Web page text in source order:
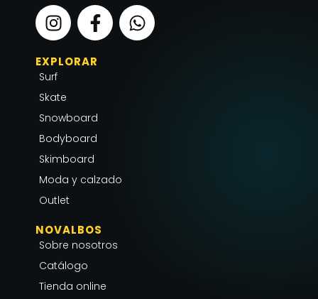
I
n
s
t
a
g
r
a
m
F
a
c
e
o
k
f
W
h
a
EXPLORAR
Surf
Skate
Snowboard
Bodyboard
Skimboard
Moda y calzado
Outlet
NOVALBOS
Sobre nosotros
Catálogo
Tienda online